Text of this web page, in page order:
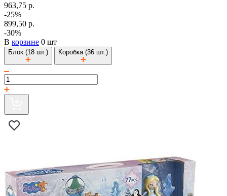
963,75 р.
-25%
899,50 р.
-30%
В корзине 0 шт
Блок (18 шт.) Коробка (36 шт.)